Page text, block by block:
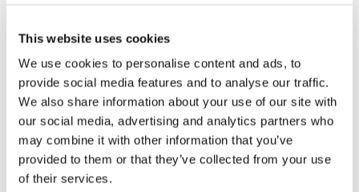
This website uses cookies
We use cookies to personalise content and ads, to
provide social media features and to analyse our traffic.
We also share information about your use of our site with
our social media, advertising and analytics partners who
may combine it with other information that you’ve
provided to them or that they’ve collected from your use
of their services.
asteen ja elimistön vasteen arvioinnin.
On tärkeää huomata, että nämä markkerit ovat
dynaamisia ja kuvastavat sekä mikrobien aktiivisuutta
että isännän vastetta. Alhaiset IPA-tasot voivat
viitata keskeisten IPA:ta tuottavien lajien
puutteeseen ja mikrobien vähentyneeseen
monimuotoisuuteen, kun taas kohonnut KYN-taso